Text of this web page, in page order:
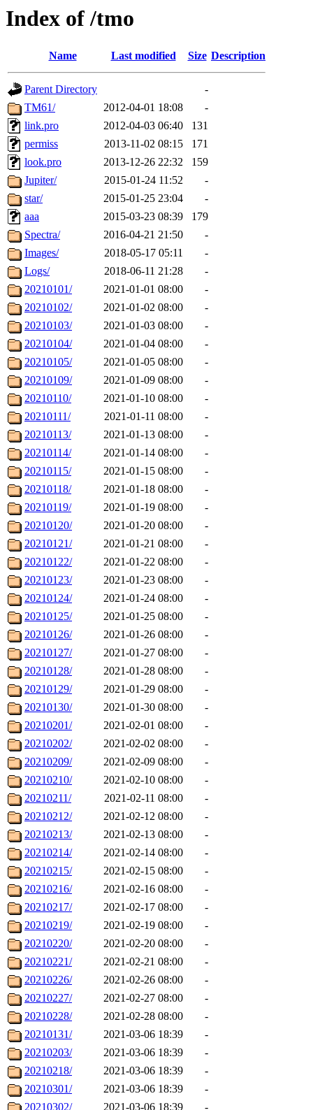
Index of /tmo
Name Last modified Size Description
Parent Directory
-
TM61/
2012-04-01 18:08
-
link.pro
2012-04-03 06:40
131
permiss
2013-11-02 08:15
171
look.pro
2013-12-26 22:32
159
Jupiter/
2015-01-24 11:52
-
star/
2015-01-25 23:04
-
aaa
2015-03-23 08:39
179
Spectra/
2016-04-21 21:50
-
Images/
2018-05-17 05:11
-
Logs/
2018-06-11 21:28
-
20210101/
2021-01-01 08:00
-
20210102/
2021-01-02 08:00
-
20210103/
2021-01-03 08:00
-
20210104/
2021-01-04 08:00
-
20210105/
2021-01-05 08:00
-
20210109/
2021-01-09 08:00
-
20210110/
2021-01-10 08:00
-
20210111/
2021-01-11 08:00
-
20210113/
2021-01-13 08:00
-
20210114/
2021-01-14 08:00
-
20210115/
2021-01-15 08:00
-
20210118/
2021-01-18 08:00
-
20210119/
2021-01-19 08:00
-
20210120/
2021-01-20 08:00
-
20210121/
2021-01-21 08:00
-
20210122/
2021-01-22 08:00
-
20210123/
2021-01-23 08:00
-
20210124/
2021-01-24 08:00
-
20210125/
2021-01-25 08:00
-
20210126/
2021-01-26 08:00
-
20210127/
2021-01-27 08:00
-
20210128/
2021-01-28 08:00
-
20210129/
2021-01-29 08:00
-
20210130/
2021-01-30 08:00
-
20210201/
2021-02-01 08:00
-
20210202/
2021-02-02 08:00
-
20210209/
2021-02-09 08:00
-
20210210/
2021-02-10 08:00
-
20210211/
2021-02-11 08:00
-
20210212/
2021-02-12 08:00
-
20210213/
2021-02-13 08:00
-
20210214/
2021-02-14 08:00
-
20210215/
2021-02-15 08:00
-
20210216/
2021-02-16 08:00
-
20210217/
2021-02-17 08:00
-
20210219/
2021-02-19 08:00
-
20210220/
2021-02-20 08:00
-
20210221/
2021-02-21 08:00
-
20210226/
2021-02-26 08:00
-
20210227/
2021-02-27 08:00
-
20210228/
2021-02-28 08:00
-
20210131/
2021-03-06 18:39
-
20210203/
2021-03-06 18:39
-
20210218/
2021-03-06 18:39
-
20210301/
2021-03-06 18:39
-
20210302/
2021-03-06 18:39
-